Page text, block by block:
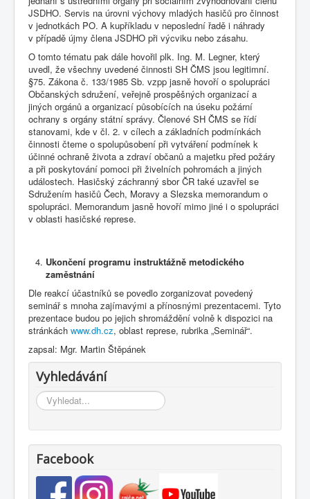
JSDHO. Servis na úrovni výchovy mladých hasičů pro činnost
v jednotkách PO. A kupříkladu v neposlední řadě i náhrady
v případě újmy člena JSDHO při výcviku nebo zásahu.
O tomto tématu pak dále hovořil plk. Ing. M. Legner, který
uvedl, že všechny uvedené činnosti SH ČMS jsou legitimní.
§75. Zákona č. 133/1985 Sb. vzpp jasně hovoří o spolupráci
Občanských sdružení, veřejně prospěšných organizací a
jiných orgánů a organizací působících na úseku požární
ochrany s orgány státní správy. Členové SH ČMS se řídí
stanovami, kde v čl. 2. v cílech a základních podmínkách
činnosti čteme o spolupůsobení při vytváření podmínek k
účinné ochraně života a zdraví občanů a majetku před požáry
a při poskytování pomoci při živelních pohromách a jiných
událostech. Hasičský záchranný sbor ČR také uzavřel se
Sdružením hasičů Čech, Moravy a Slezska memorandum o
spolupráci. Memorandum jasně hovoří mimo jiné i o spolupráci
v oblasti hasičské represe.
Ukončení programu instruktážně metodického
zaměstnání
Dle reakcí účastníků se povedlo zorganizovat povedený
seminář s mnoha zajímavými a přínosnými prezentacemi. Tyto
prezentace budou po jejich shromáždění volně k dispozici na
stránkách www.dh.cz, oblast represe, rubrika „Seminář“.
zapsal: Mgr. Martin Štěpánek
Vyhledávání
Vyhledávání...
Facebook